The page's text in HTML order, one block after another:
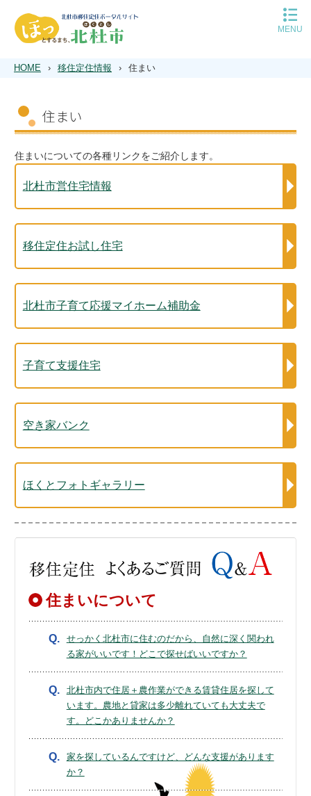
MENU
平日の移住相談予約
子育て
住まい
仕事
インタビュー
Q＆A
HOME › 移住定住情報 › 住まい
住まい
住まいについての各種リンクをご紹介します。
北杜市営住宅情報
移住定住お試し住宅
北杜市子育て応援マイホーム補助金
子育て支援住宅
空き家バンク
ほくとフォトギャラリー
住まいについて
Q.
せっかく北杜市に住むのだから、自然に深く関われ
る家がいいです！どこで探せばいいですか？
Q.
北杜市内で住居＋農作業ができる賃貸住居を探して
います。農地と貸家は多少離れていても大丈夫で
す。どこかありませんか？
Q.
家を探しているんですけど、どんな支援があります
か？